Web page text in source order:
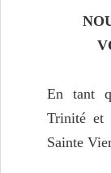
En tant
Trinité et
Sainte